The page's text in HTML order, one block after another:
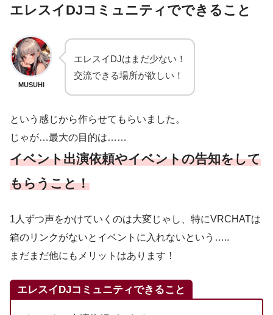
エレスイDJコミュニティでできること
MUSUHI
エレスイDJはまだ少ない！
交流できる場所が欲しい！
という感じから作らせてもらいました。
じゃが…最大の目的は……
イベント出演依頼やイベントの告知をして
もらうこと！
1人ずつ声をかけていくのは大変じゃし、特にVRCHATは
箱のリンクがないとイベントに入れないという…..
まだまだ他にもメリットはあります！
エレスイDJコミュニティできること